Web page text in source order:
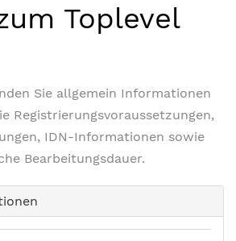
Toplevel
Sie allgemein Informationen
Registrierungsvoraussetzungen,
IDN-Informationen sowie
Bearbeitungsdauer.